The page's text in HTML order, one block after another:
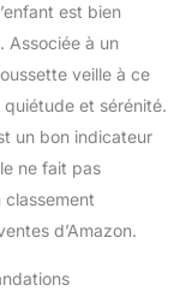
est bien
Associée à un
veille à ce
et sérénité.
un bon indicateur
ne fait pas
d’Amazon.